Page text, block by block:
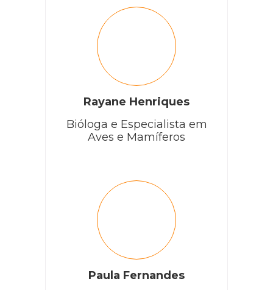
Rayane Henriques
Bióloga e Especialista em
Aves e Mamíferos
Paula Fernandes